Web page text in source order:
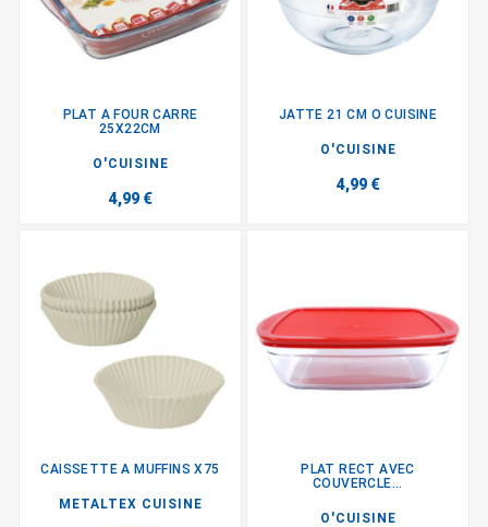
PLAT A FOUR CARRE
25X22CM
O'CUISINE
4,99 €
JATTE 21 CM O CUISINE
O'CUISINE
4,99 €
CAISSETTE A MUFFINS X75
METALTEX CUISINE
PLAT RECT AVEC
COUVERCLE...
O'CUISINE